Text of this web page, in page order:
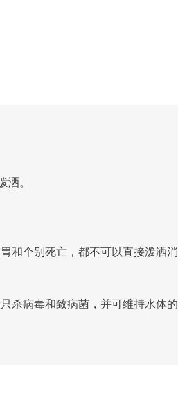
洒。
和个别死亡， 都不可以直接泼洒消
杀病毒和致病菌， 并可维持水体的